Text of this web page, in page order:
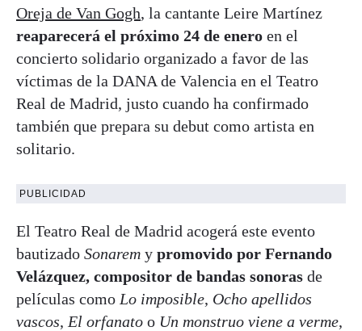
Oreja de Van Gogh, la cantante Leire Martínez
reaparecerá el próximo 24 de enero en el
concierto solidario organizado a favor de las
víctimas de la DANA de Valencia en el Teatro
Real de Madrid, justo cuando ha confirmado
también que prepara su debut como artista en
solitario.
PUBLICIDAD
El Teatro Real de Madrid acogerá este evento
bautizado Sonarem y promovido por Fernando
Velázquez, compositor de bandas sonoras de
películas como Lo imposible, Ocho apellidos
vascos, El orfanato o Un monstruo viene a verme,